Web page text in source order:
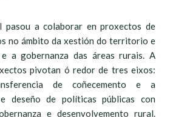
a colaborar en proxectos de
no ámbito da xestión do territorio e
a gobernanza das áreas rurais. A
pivotan ó redor de tres eixos:
de coñecemento e a
deseño de políticas públicas con
e desenvolvemento rural.